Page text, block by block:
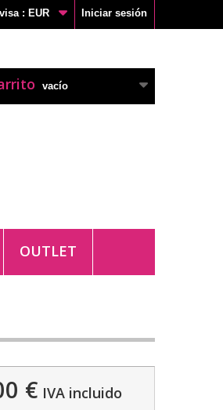
Iniciar sesión
: EUR
vacío
OUTLET
€ IVA incluido